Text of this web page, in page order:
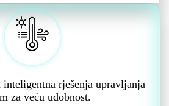
inteligentna rješenja upravljanja
za veću udobnost.